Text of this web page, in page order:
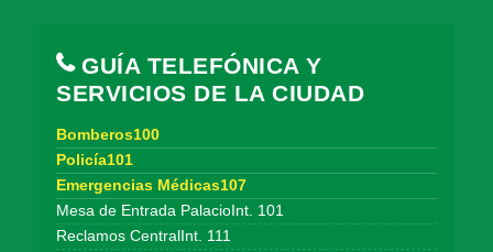
GUÍA TELEFÓNICA Y
SERVICIOS DE LA CIUDAD
Bomberos100
Policía101
Emergencias Médicas107
Mesa de Entrada PalacioInt. 101
Reclamos CentralInt. 111